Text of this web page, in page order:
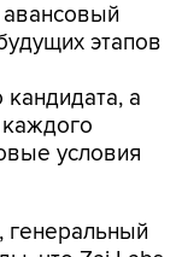
авансовый
этапов
а
условия
генеральный